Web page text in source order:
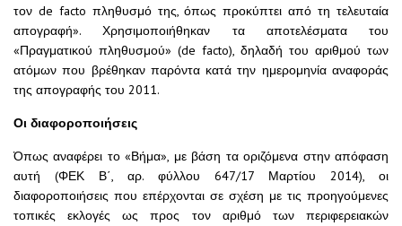
τον de facto πληθυσμό της, όπως προκύπτει από τη τελευταία
απογραφή». Χρησιμοποιήθηκαν τα αποτελέσματα του
«Πραγματικού πληθυσμού» (de facto), δηλαδή του αριθμού των
ατόμων που βρέθηκαν παρόντα κατά την ημερομηνία αναφοράς
της απογραφής του 2011.
Οι διαφοροποιήσεις
Όπως αναφέρει το «Βήμα», με βάση τα οριζόμενα στην απόφαση
αυτή (ΦΕΚ Β΄, αρ. φύλλου 647/17 Μαρτίου 2014), οι
διαφοροποιήσεις που επέρχονται σε σχέση με τις προηγούμενες
τοπικές εκλογές ως προς τον αριθμό των περιφερειακών